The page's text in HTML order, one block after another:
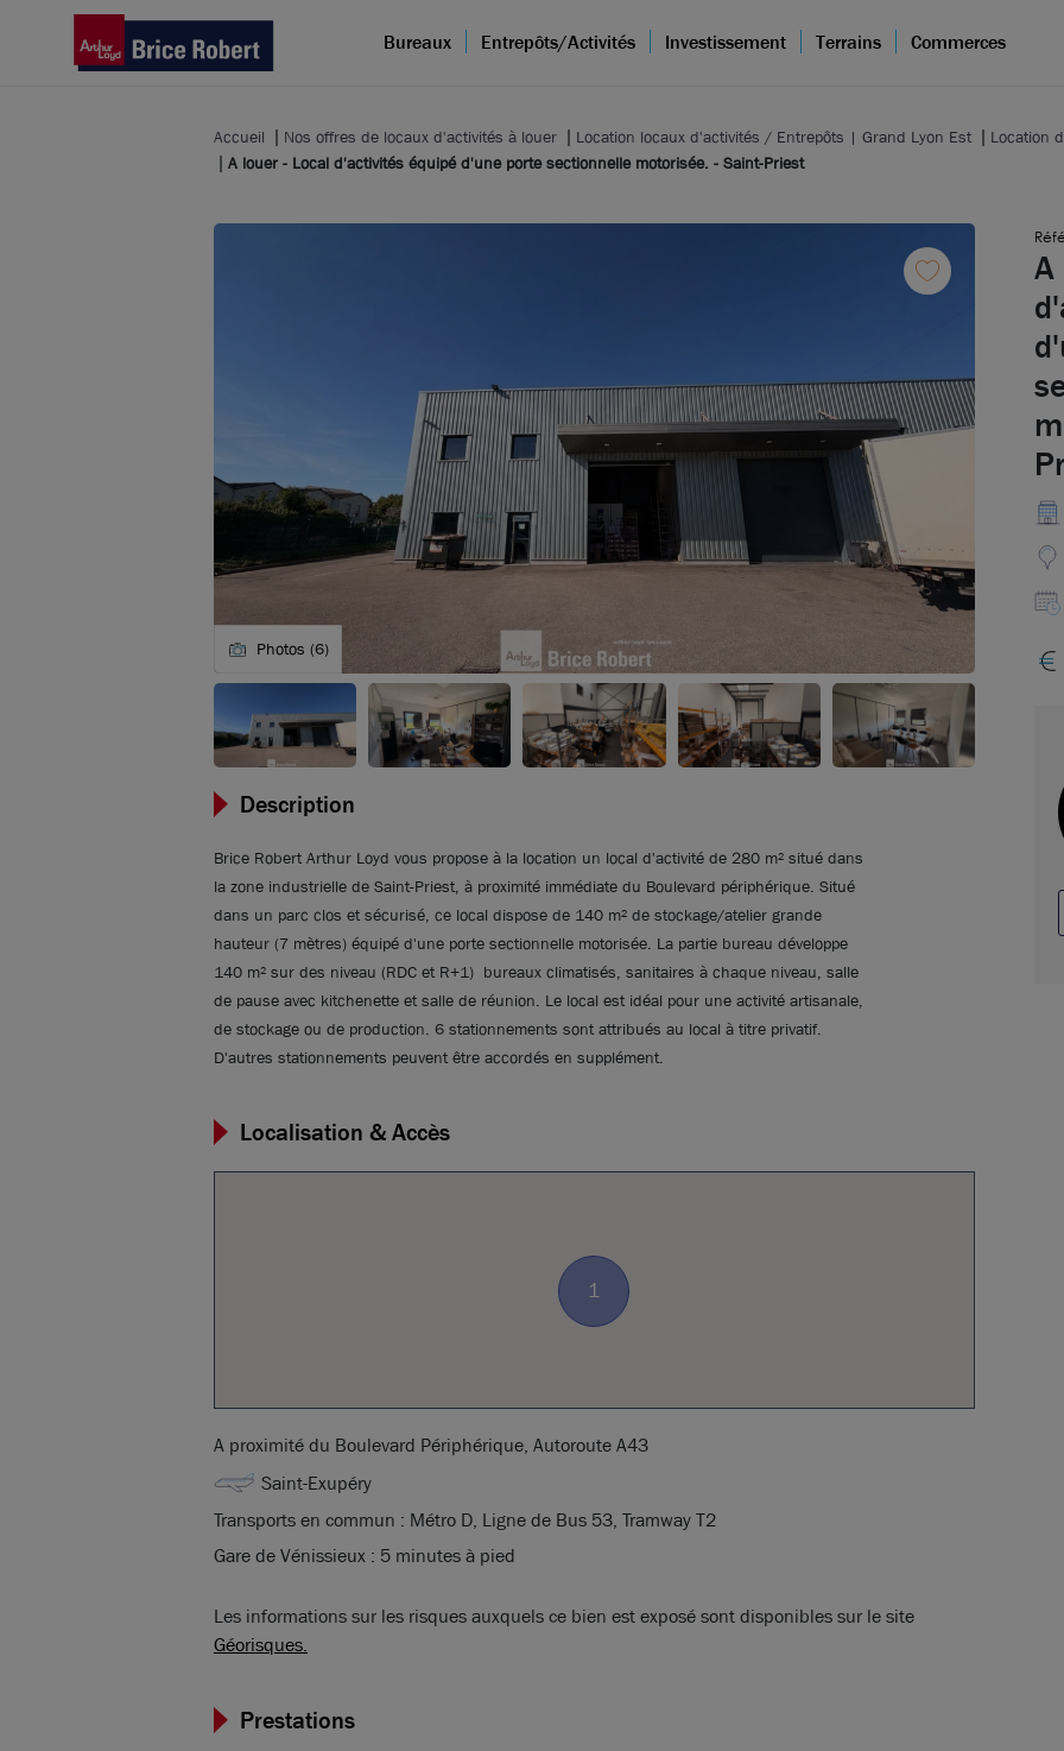
Bureaux Entrepôts/Activités Investissement Terrains Commerces
Accueil Nos offres de locaux d'activités à louer Location locaux d'activités / Entrepôts | Grand Lyon Est
Location
A louer - Local d'activités équipé d'une porte sectionnelle motorisée. - Saint-Priest
A
Photos (6)
Description
Brice Robert Arthur Loyd vous propose à la location un local d'activité de 280 m² situé dans
la zone industrielle de Saint-Priest, à proximité immédiate du Boulevard périphérique. Situé
dans un parc clos et sécurisé, ce local dispose de 140 m² de stockage/atelier grande
hauteur (7 mètres) équipé d'une porte sectionnelle motorisée. La partie bureau développe
140 m² sur des niveau (RDC et R+1) bureaux climatisés, sanitaires à chaque niveau, salle
de pause avec kitchenette et salle de réunion. Le local est idéal pour une activité artisanale,
de stockage ou de production. 6 stationnements sont attribués au local à titre privatif.
D'autres stationnements peuvent être accordés en supplément.
Localisation & Accès
1
A proximité du Boulevard Périphérique, Autoroute A43
Saint-Exupéry
Transports en commun : Métro D, Ligne de Bus 53, Tramway T2
Gare de Vénissieux : 5 minutes à pied
Les informations sur les risques auxquels ce bien est exposé sont disponibles sur le site
Géorisques.
Prestations